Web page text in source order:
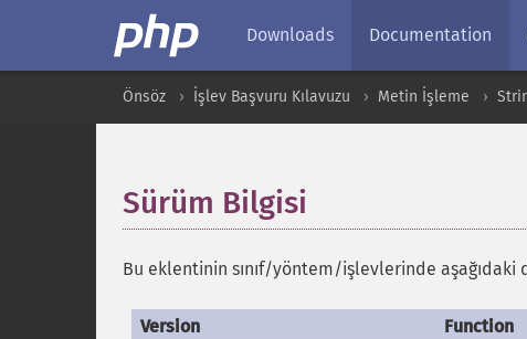
Downloads Documentation
Önsöz İşlev Başvuru Kılavuzu Metin İşleme
Sürüm Bilgisi
Bu eklentinin sınıf/yöntem/işlevlerinde aşağıdaki
Version Function